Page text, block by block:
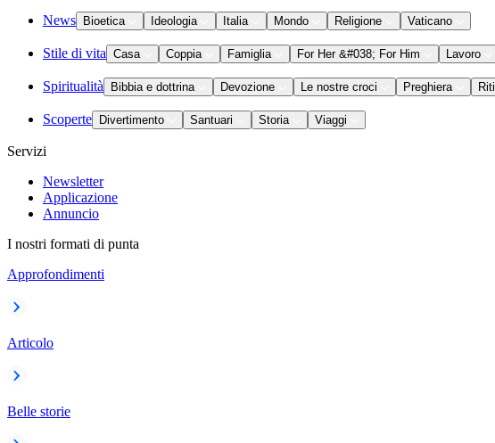
News Bioetica Ideologia Italia Mondo Religione Vaticano
Stile di vita Casa Coppia Famiglia For Her &#038; For Him Lavoro
Spiritualità Bibbia e dottrina Devozione Le nostre croci Preghiera Riti
Scoperte Divertimento Santuari Storia Viaggi
Servizi
Newsletter
Applicazione
Annuncio
I nostri formati di punta
Approfondimenti
Articolo
Belle storie